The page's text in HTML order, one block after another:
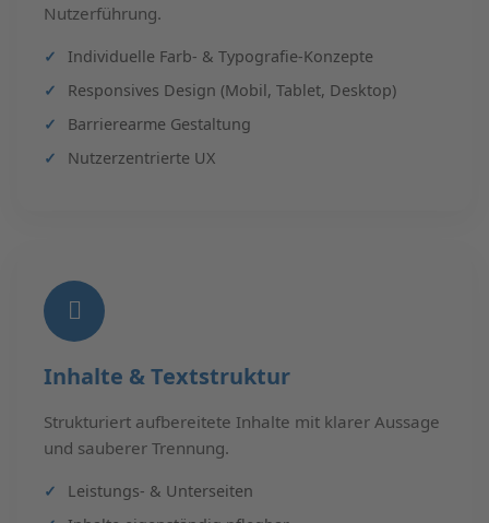
Nutzerführung.
Individuelle Farb- & Typografie-Konzepte
Responsives Design (Mobil, Tablet, Desktop)
Barrierearme Gestaltung
Nutzerzentrierte UX
Inhalte & Textstruktur
Strukturiert aufbereitete Inhalte mit klarer Aussage
und sauberer Trennung.
Leistungs- & Unterseiten